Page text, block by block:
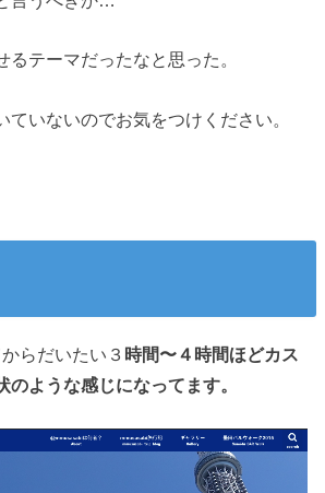
るテーマだったなと思った。
ていないのでお気をつけください。
らだいたい３ 時間〜４時間ほどカス
のような感じになってます。